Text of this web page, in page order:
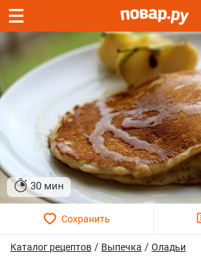
30 мин
Каталог рецептов / Выпечка / Оладьи